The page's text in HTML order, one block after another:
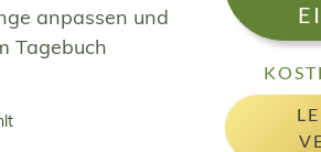
anpassen und
Tagebuch